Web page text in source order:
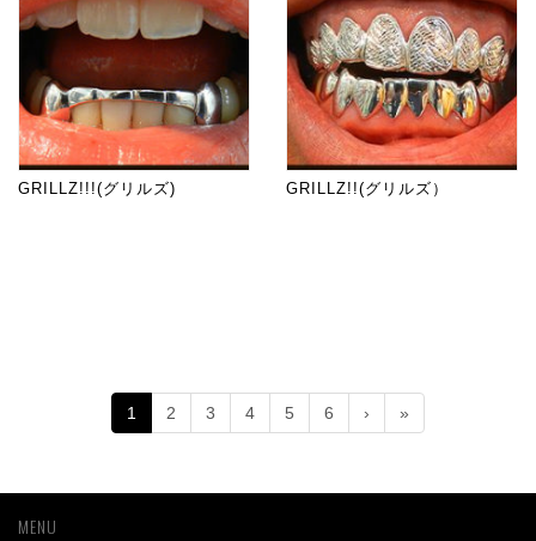
GRILLZ!!!(グリルズ) GRILLZ!!(グリルズ）
1 2 3 4 5 6 › »
MENU